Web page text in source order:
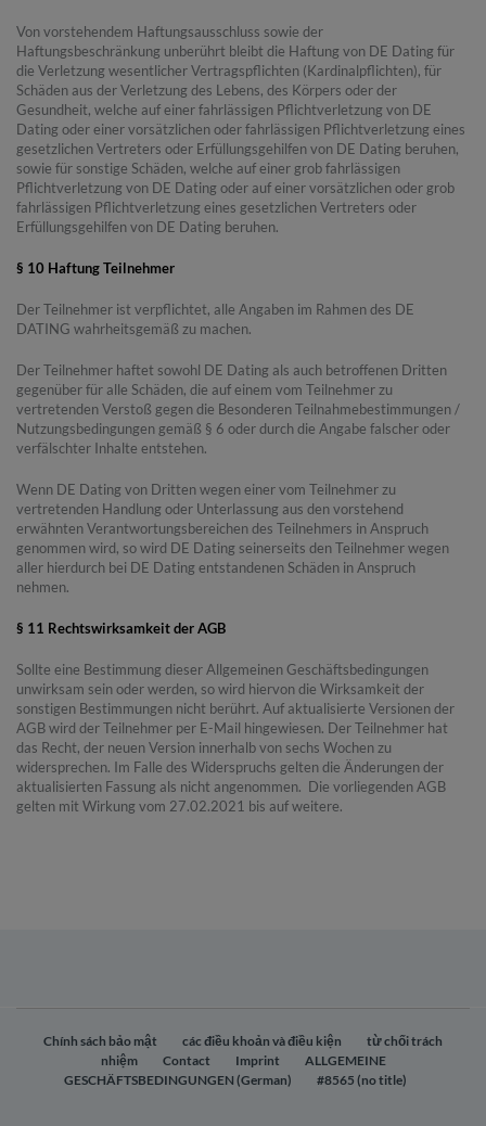
Von vorstehendem Haftungsausschluss sowie der
Haftungsbeschränkung unberührt bleibt die Haftung von DE Dating für
die Verletzung wesentlicher Vertragspflichten (Kardinalpflichten), für
Schäden aus der Verletzung des Lebens, des Körpers oder der
Gesundheit, welche auf einer fahrlässigen Pflichtverletzung von DE
Dating oder einer vorsätzlichen oder fahrlässigen Pflichtverletzung eines
gesetzlichen Vertreters oder Erfüllungsgehilfen von DE Dating beruhen,
sowie für sonstige Schäden, welche auf einer grob fahrlässigen
Pflichtverletzung von DE Dating oder auf einer vorsätzlichen oder grob
fahrlässigen Pflichtverletzung eines gesetzlichen Vertreters oder
Erfüllungsgehilfen von DE Dating beruhen.
§ 10 Haftung Teilnehmer
Der Teilnehmer ist verpflichtet, alle Angaben im Rahmen des DE
DATING wahrheitsgemäß zu machen.
Der Teilnehmer haftet sowohl DE Dating als auch betroffenen Dritten
gegenüber für alle Schäden, die auf einem vom Teilnehmer zu
vertretenden Verstoß gegen die Besonderen Teilnahmebestimmungen /
Nutzungsbedingungen gemäß § 6 oder durch die Angabe falscher oder
verfälschter Inhalte entstehen.
Wenn DE Dating von Dritten wegen einer vom Teilnehmer zu
vertretenden Handlung oder Unterlassung aus den vorstehend
erwähnten Verantwortungsbereichen des Teilnehmers in Anspruch
genommen wird, so wird DE Dating seinerseits den Teilnehmer wegen
aller hierdurch bei DE Dating entstandenen Schäden in Anspruch
nehmen.
§ 11 Rechtswirksamkeit der AGB
Sollte eine Bestimmung dieser Allgemeinen Geschäftsbedingungen
unwirksam sein oder werden, so wird hiervon die Wirksamkeit der
sonstigen Bestimmungen nicht berührt. Auf aktualisierte Versionen der
AGB wird der Teilnehmer per E-Mail hingewiesen. Der Teilnehmer hat
das Recht, der neuen Version innerhalb von sechs Wochen zu
widersprechen. Im Falle des Widerspruchs gelten die Änderungen der
aktualisierten Fassung als nicht angenommen. Die vorliegenden AGB
gelten mit Wirkung vom 27.02.2021 bis auf weitere.
Chính sách bảo mật các điều khoản và điều kiện
từ chối trách
nhiệm
Contact Imprint
ALLGEMEINE
GESCHÄFTSBEDINGUNGEN (German)
#8565 (no title)